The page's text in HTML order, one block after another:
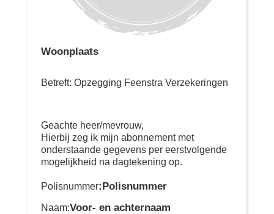
Woonplaats
Betreft: Opzegging Feenstra Verzekeringen
Geachte heer/mevrouw,
Hierbij zeg ik mijn abonnement met
onderstaande gegevens per eerstvolgende
mogelijkheid na dagtekening op.
Polisnummer:Polisnummer
Naam:Voor- en achternaam